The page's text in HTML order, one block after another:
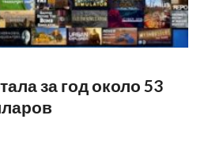
за год около 53